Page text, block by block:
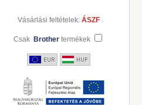
Vásárlási feltételek: ÁSZF
Csak Brother termékek